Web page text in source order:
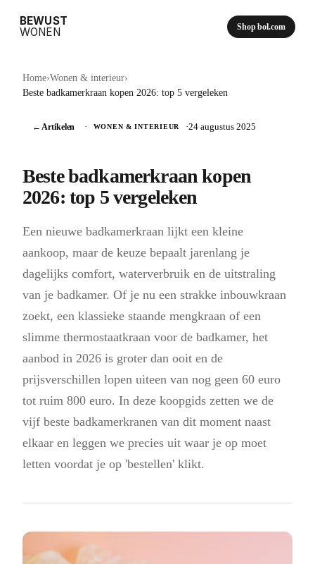
BEWUST
WONEN
Shop bol.com
Home›Wonen & interieur›
Beste badkamerkraan kopen 2026: top 5 vergeleken
← Artikelen · WONEN & INTERIEUR ·24 augustus 2025
Beste badkamerkraan kopen
2026: top 5 vergeleken
Een nieuwe badkamerkraan lijkt een kleine
aankoop, maar de keuze bepaalt jarenlang je
dagelijks comfort, waterverbruik en de uitstraling
van je badkamer. Of je nu een strakke inbouwkraan
zoekt, een klassieke staande mengkraan of een
slimme thermostaatkraan voor de badkamer, het
aanbod in 2026 is groter dan ooit en de
prijsverschillen lopen uiteen van nog geen 60 euro
tot ruim 800 euro. In deze koopgids zetten we de
vijf beste badkamerkranen van dit moment naast
elkaar en leggen we precies uit waar je op moet
letten voordat je op 'bestellen' klikt.